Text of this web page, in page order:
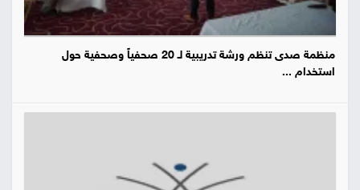
منظمة صدى تنظم ورشة تدريبية لـ 20 صحفياً وصحفية حول
استخدام ...